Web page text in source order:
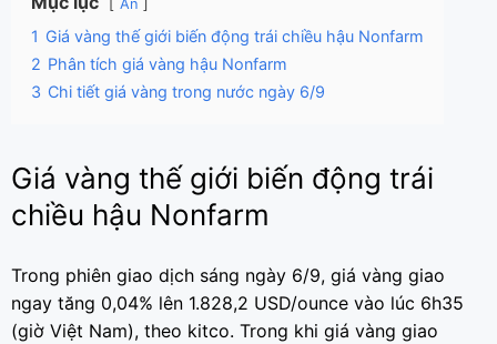
Ẩn
1 Giá vàng thế giới biến động trái chiều hậu Nonfarm
2 Phân tích giá vàng hậu Nonfarm
3 Chi tiết giá vàng trong nước ngày 6/9
Giá vàng thế giới biến động trái
chiều hậu Nonfarm
Trong phiên giao dịch sáng ngày 6/9, giá vàng giao
ngay tăng 0,04% lên 1.828,2 USD/ounce vào lúc 6h35
(giờ Việt Nam), theo kitco. Trong khi giá vàng giao